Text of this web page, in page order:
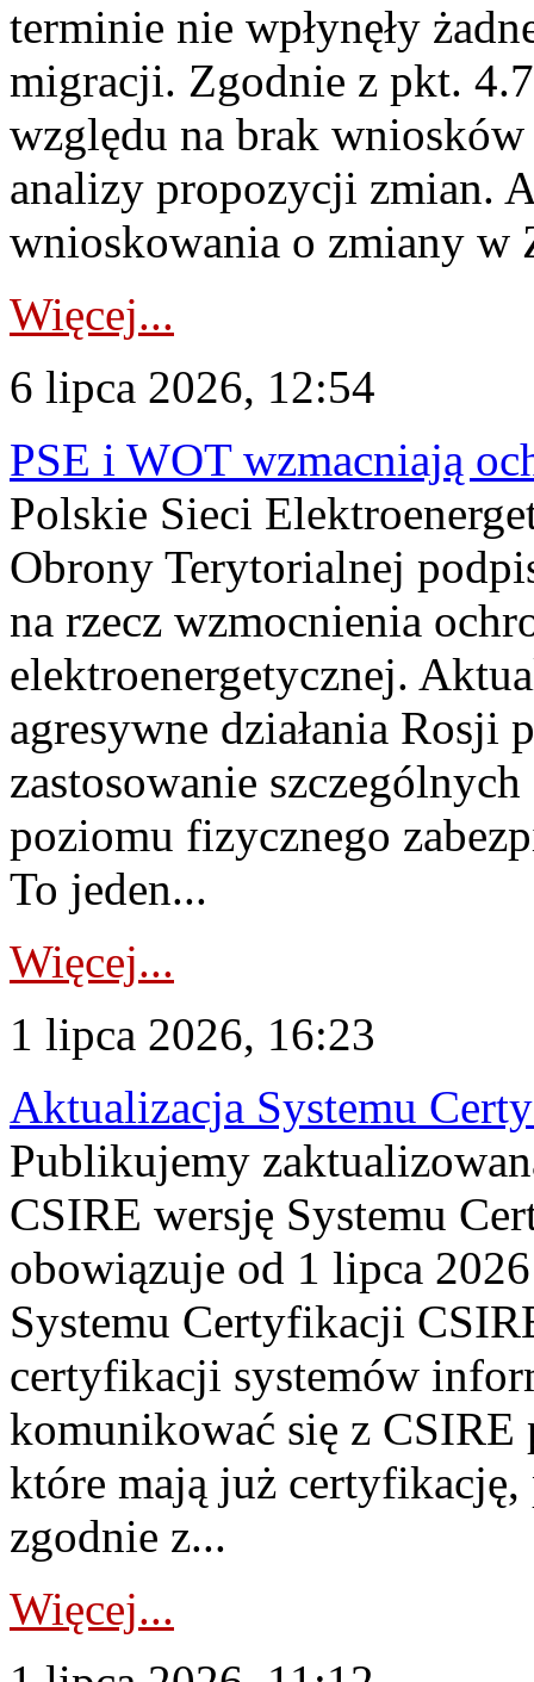
terminie nie wpłynęły
migracji. Zgodnie z pkt.
względu na brak
analizy propozycji zmian.
wnioskowania o zmiany w
Więcej...
6 lipca 2026, 12:54
PSE i WOT wzmacniają
Polskie Sieci
Obrony Terytorialnej
na rzecz wzmocnienia
elektroenergetycznej.
agresywne działania Rosji
zastosowanie
poziomu fizycznego
To jeden...
Więcej...
1 lipca 2026, 16:23
Aktualizacja Systemu
Publikujemy
CSIRE wersję Systemu
obowiązuje od 1 lipca
Systemu Certyfikacji
certyfikacji systemów
komunikować się z
które mają już
zgodnie z...
Więcej...